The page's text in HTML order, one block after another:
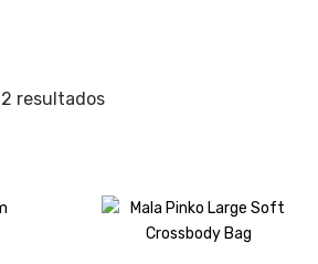
resultadosOrdenado